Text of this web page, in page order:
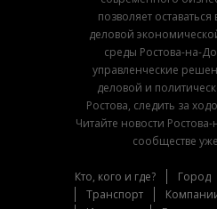
позволяет
деловой
среды Ростова-на-
управленческие
деловой и
Ростова, следить за
Читайте новости
сообществе
Кто, кого и где? Город
Транспорт